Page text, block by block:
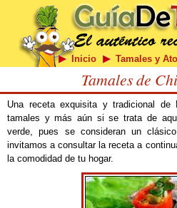
Inicio Tamales y
Tamales de
Una receta exquisita y tradicional
tamales y más aún si se trata de
verde, pues se consideran un
invitamos a consultar la receta a
la comodidad de tu hogar.